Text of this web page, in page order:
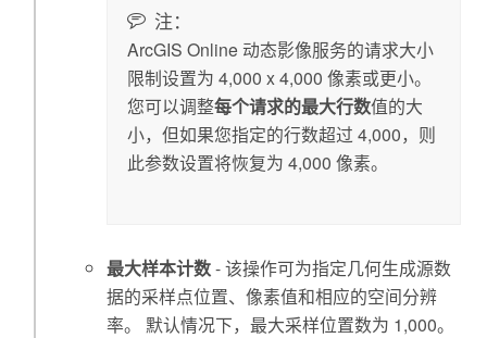
注：
ArcGIS Online 动态影像服务的请求大小
限制设置为 4,000 x 4,000 像素或更小。
您可以调整每个请求的最大行数值的大
小，但如果您指定的行数超过 4,000，则
此参数设置将恢复为 4,000 像素。
最大样本计数- 该操作可为指定几何生成源数
据的采样点位置、像素值和相应的空间分辨
率。 默认情况下，最大采样位置数为 1,000。